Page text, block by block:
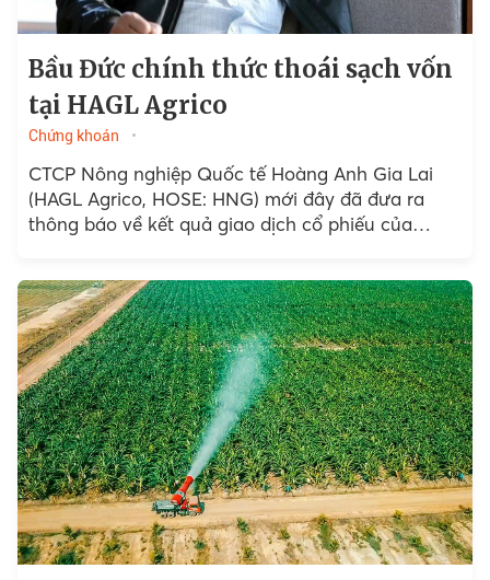
Bầu Đức chính thức thoái sạch vốn
tại HAGL Agrico
Chứng khoán
CTCP Nông nghiệp Quốc tế Hoàng Anh Gia Lai
(HAGL Agrico, HOSE: HNG) mới đây đã đưa ra
thông báo về kết quả giao dịch cổ phiếu của